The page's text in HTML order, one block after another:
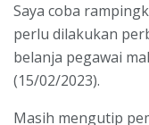
Saya coba
perlu dilakukan
belanja pegawai
(15/02/2023).
Masih mengutip